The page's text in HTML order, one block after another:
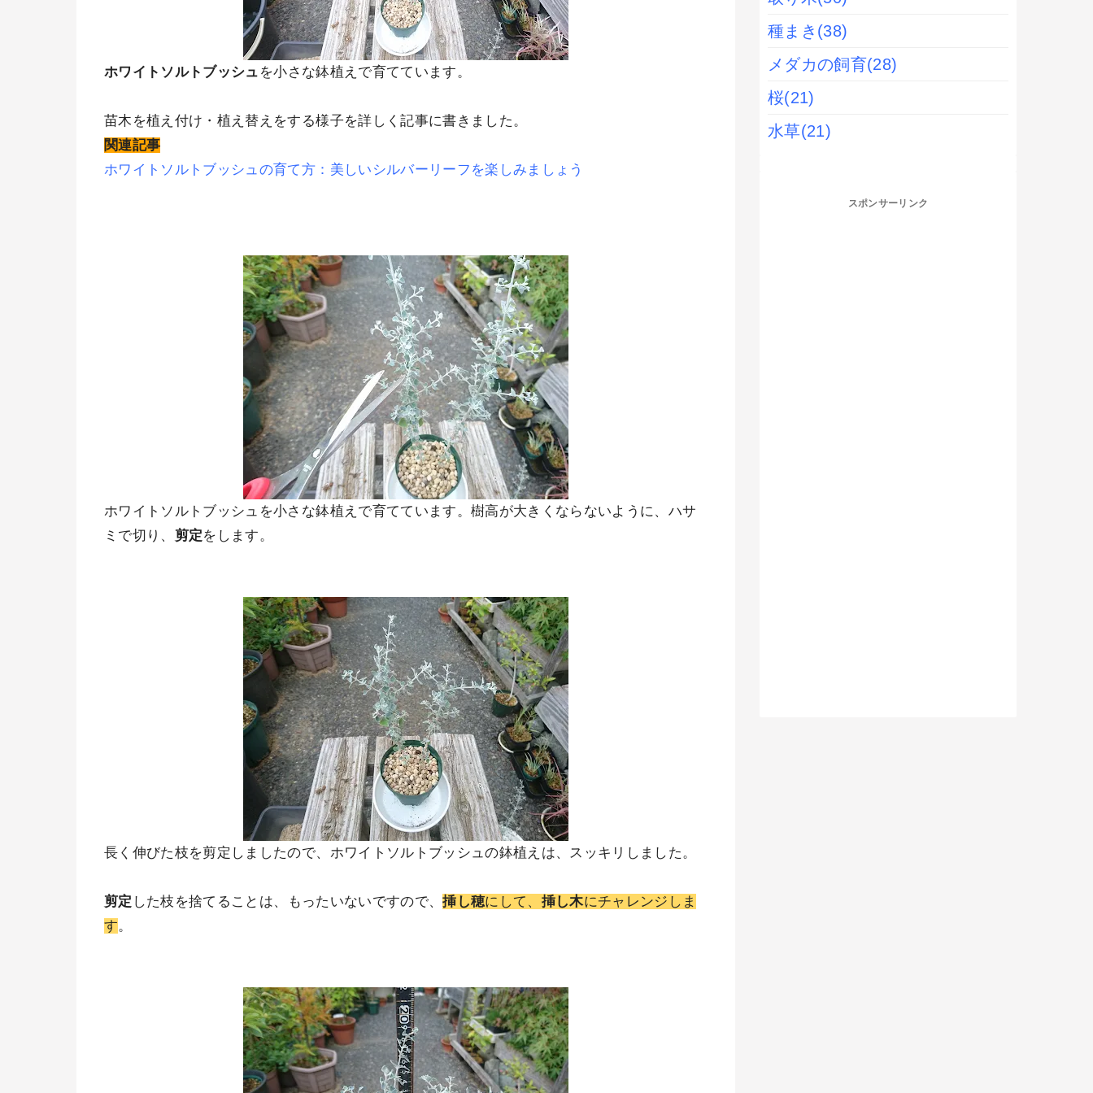
ホワイトソルトブッシュ を小さな鉢植えで育てています。
苗木を植え付け・植え替えをする様子を詳しく記事に書きました。
関連記事
ホワイトソルトブッシュの育て方：美しいシルバーリーフを楽しみましょう
ホワイトソルトブッシュを小さな鉢植えで育てています。樹高が大きくならないように、ハサ
ミで切り、 剪定をします。
長く伸びた枝を剪定しましたので、ホワイトソルトブッシュの鉢植えは、スッキリしました。
剪定 した枝を捨てることは、もったいないですので、挿し穂にして、 挿し木にチャレンジしま
す。
種まき (38)
メダカの飼育(28)
桜(21)
水草(21)
スポンサーリンク